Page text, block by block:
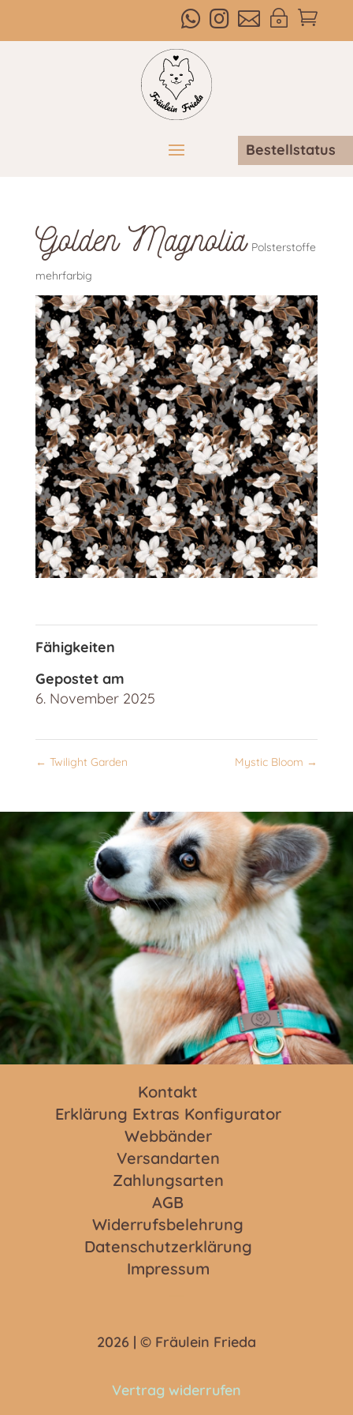

~



Bestellstatus
Golden Magnolia Polsterstoffe
mehrfarbig
Fähigkeiten
Gepostet am
6. November 2025
← Twilight Garden Mystic Bloom →
Kontakt
Erklärung Extras Konfigurator
Webbänder
Versandarten
Zahlungsarten
AGB
Widerrufsbelehrung
Datenschutzerklärung
Impressum
2026 | © Fräulein Frieda
Vertrag widerrufen